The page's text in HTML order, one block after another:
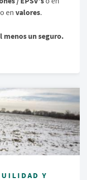
o en valores.
menos un seguro.
Y